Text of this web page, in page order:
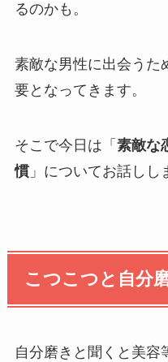
るのかも。
素敵な男性に出会うた
要となってきます。
そこで今日は「 素敵な
慣」についてお話しし
こつこつと自分
自分磨きと聞くと美容